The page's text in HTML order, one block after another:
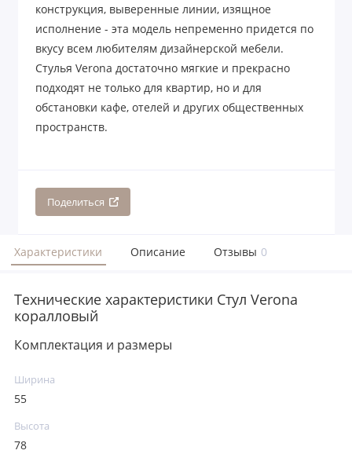
конструкция, выверенные линии, изящное
исполнение - эта модель непременно придется по
вкусу всем любителям дизайнерской мебели.
Стулья Verona достаточно мягкие и прекрасно
подходят не только для квартир, но и для
обстановки кафе, отелей и других общественных
пространств.
Поделиться
Характеристики Описание Отзывы 0
Технические характеристики Стул Verona
коралловый
Комплектация и размеры
Ширина
55
Высота
78